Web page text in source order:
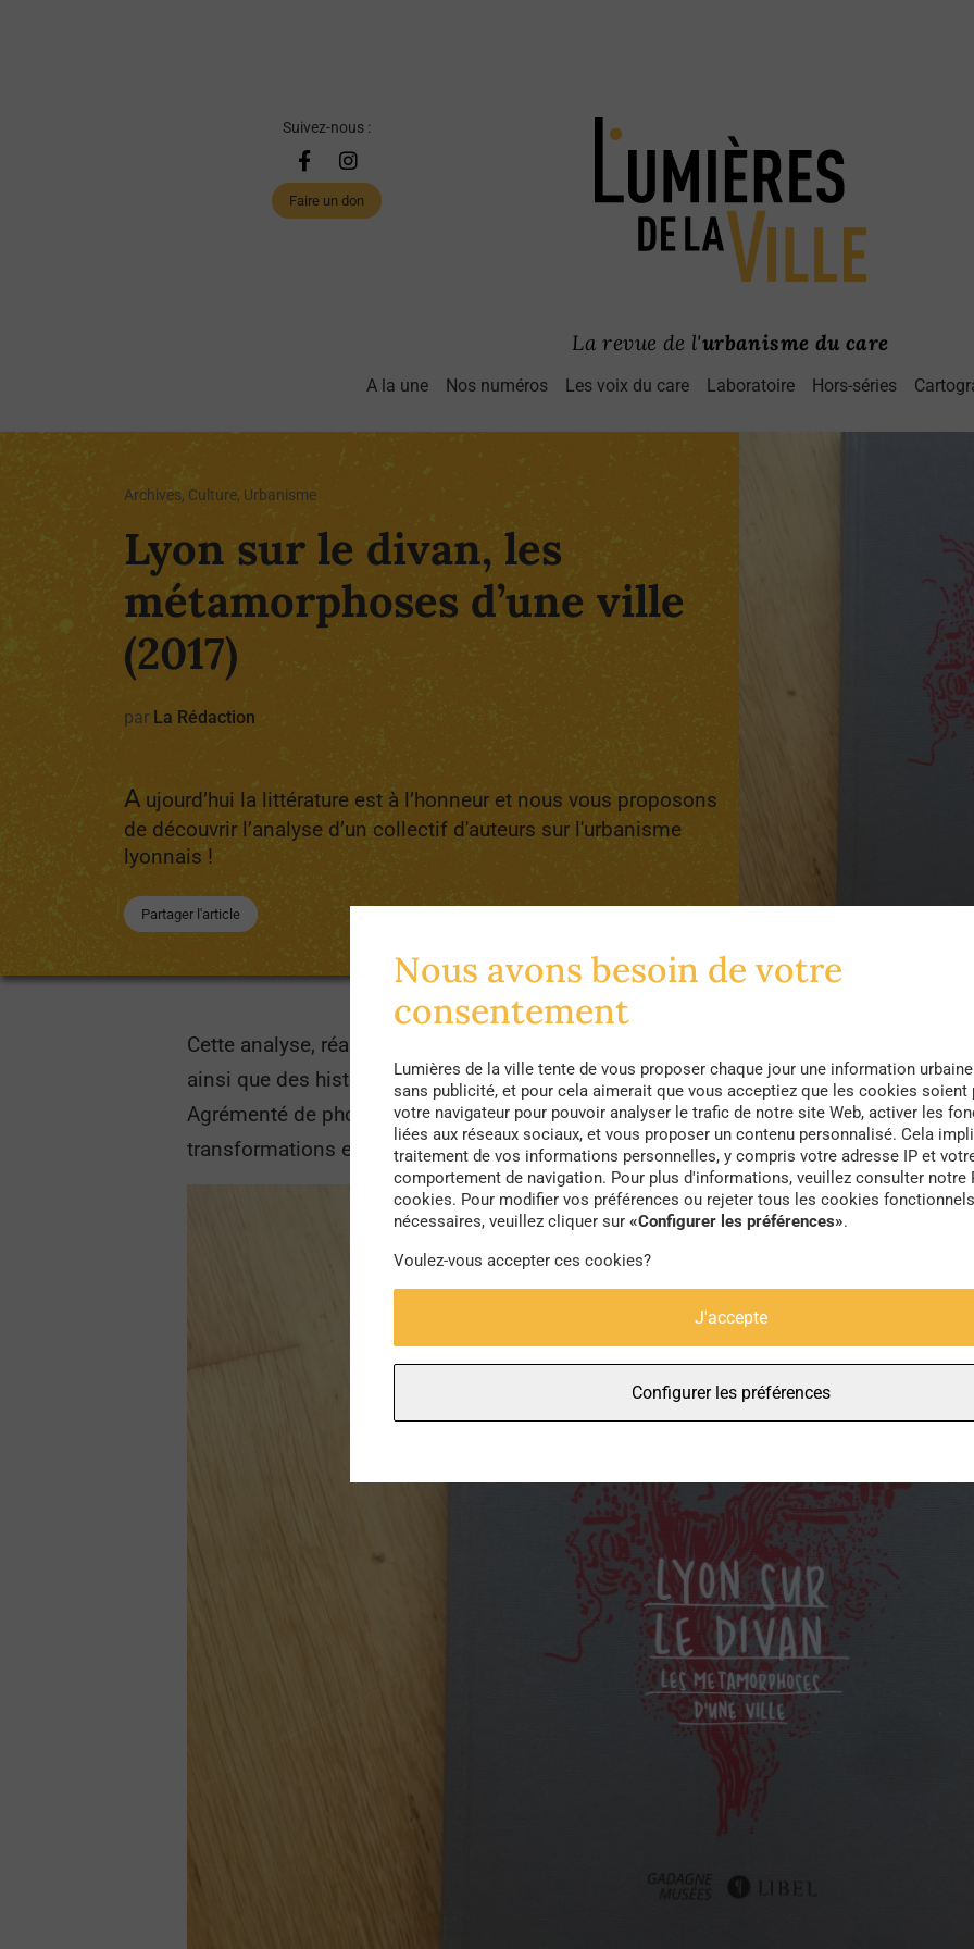
Suivez-nous :
Faire un don
La revue de l'urbanisme du care
A la une Nos numéros Les voix du care Laboratoire Hors-séries
Archives, Culture, Urbanisme
Lyon sur le divan, les
métamorphoses d’une ville
(2017)
par La Rédaction
A ujourd’hui la littérature est à l’honneur et nous vous proposons
de découvrir l’analyse d’un collectif d'auteurs sur l'urbanisme
lyonnais !
Partager l'article
Cette analyse, réalisée par un collectif d’auteurs dont des membres de l’Agence
ainsi que des historiens et géographes, suit et décrypte l’évolution urbanistique et
Agrémenté de photographies et éléments graphiques, ce livre met à l’honneur la ville
transformations et diverses métamorphoses…
Nous avons besoin de votre
consentement
Lumières de la ville tente de vous proposer chaque jour une information
sans publicité, et pour cela aimerait que vous acceptiez que les cookies soient
votre navigateur pour pouvoir analyser le trafic de notre site Web, activer les
liées aux réseaux sociaux, et vous proposer un contenu personnalisé. Cela
traitement de vos informations personnelles, y compris votre adresse IP et
comportement de navigation. Pour plus d'informations, veuillez consulter notre
cookies. Pour modifier vos préférences ou rejeter tous les cookies
nécessaires, veuillez cliquer sur «Configurer les préférences».
Voulez-vous accepter ces cookies?
J'accepte
Configurer les préférences